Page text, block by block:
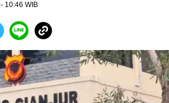
- 10:46 WIB